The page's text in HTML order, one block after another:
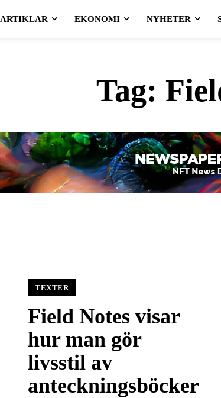
ARTIKLAR EKONOMI NYHETER
Tag:
TEXTER
Field Notes visar
hur man gör
livsstil av
anteckningsböcker